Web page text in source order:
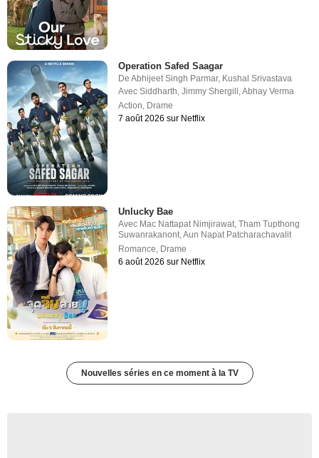
Operation Safed Saagar
DeAbhijeet Singh Parmar, Kushal Srivastava
AvecSiddharth,Jimmy Shergill ,Abhay Verma
Action, Drame
7 août 2026 sur Netflix
Unlucky Bae
Avec Mac Nattapat Nimjirawat ,Tham Tupthong
Suwanrakanont ,Aun Napat Patcharachavalit
Romance Drame
6 août 2026 sur Netflix
Nouvelles séries en ce moment à la TV